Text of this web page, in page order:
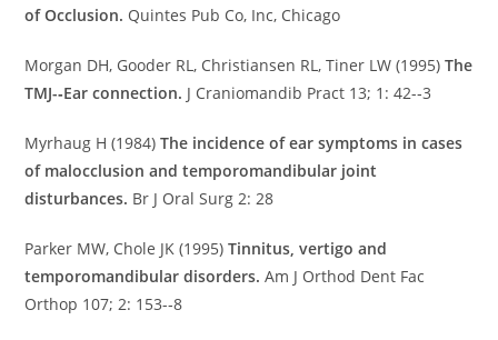
of Occlusion. Quintes Pub Co, Inc, Chicago
Morgan DH, Gooder RL, Christiansen RL, Tiner LW (1995)The
TMJ-­‐Ear connection. J Craniomandib Pract 13; 1: 42-­‐3
Myrhaug H (1984)The incidence of ear symptoms in cases
of malocclusion and temporomandibular joint
disturbances. Br J Oral Surg 2: 28
Parker MW, Chole JK (1995)Tinnitus, vertigo and
temporomandibular disorders. Am J Orthod Dent Fac
Orthop 107; 2: 153-­‐8